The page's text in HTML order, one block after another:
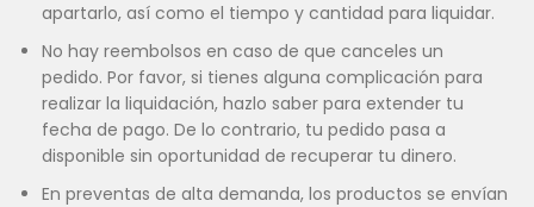
apartarlo, así como el tiempo y cantidad para liquidar.
No hay reembolsos en caso de que canceles un
pedido. Por favor, si tienes alguna complicación para
realizar la liquidación, hazlo saber para extender tu
fecha de pago. De lo contrario, tu pedido pasa a
disponible sin oportunidad de recuperar tu dinero.
En preventas de alta demanda, los productos se envían